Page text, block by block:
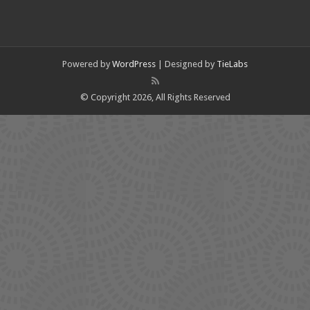
Powered by WordPress | Designed by TieLabs
© Copyright 2026, All Rights Reserved